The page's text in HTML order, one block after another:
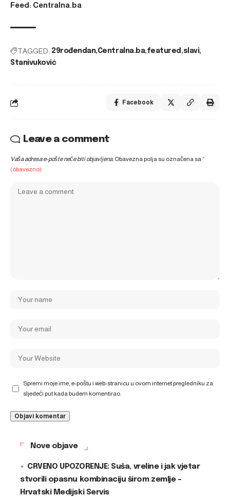
Feed: Centralna.ba
TAGGED: 29rođendan Centralna.ba featured slavi
Stanivuković
Facebook
Leave a comment
Vaša adresa e-pošte neće biti objavljena. Obavezna polja su označena sa*
(obavezno)
Spremi moje ime, e-poštu i web-stranicu u ovom internet pregledniku za
sljedeći put kada budem komentirao.
Nove objave
CRVENO UPOZORENJE: Suša, vreline i jak vjetar
stvorili opasnu kombinaciju širom zemlje –
Hrvatski Medijski Servis